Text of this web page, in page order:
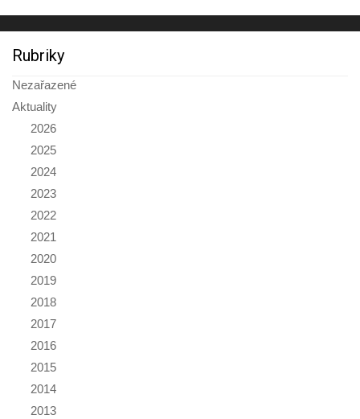
Rubriky
Nezařazené
Aktuality
2026
2025
2024
2023
2022
2021
2020
2019
2018
2017
2016
2015
2014
2013